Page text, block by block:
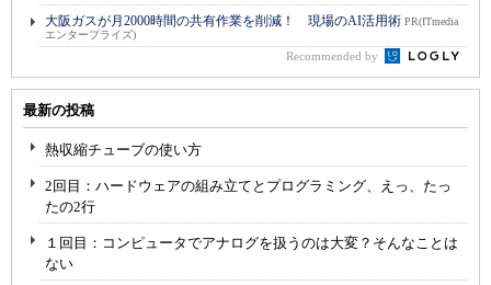
大阪ガスが月2000時間の共有作業を削減！ 現場のAI活用術 PR(ITmedia
エンタープライズ)
Recommended by
最新の投稿
熱収縮チューブの使い方
2回目：ハードウェアの組み立てとプログラミング、えっ、たっ
たの2行
１回目：コンピュータでアナログを扱うのは大変？そんなことは
ない